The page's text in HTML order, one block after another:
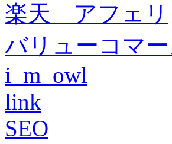
楽天 アフェリ
バリューコマ
i_m_owl
link
SEO